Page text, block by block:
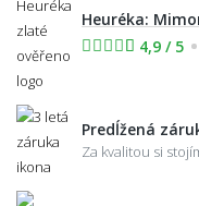
Heuréka:
4,9 / 5
Predĺžená
Za kvalitou si